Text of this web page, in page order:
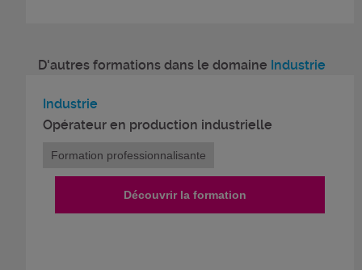
D'autres formations dans le domaine Industrie
Industrie
Opérateur en production industrielle
Formation professionnalisante
Découvrir la formation